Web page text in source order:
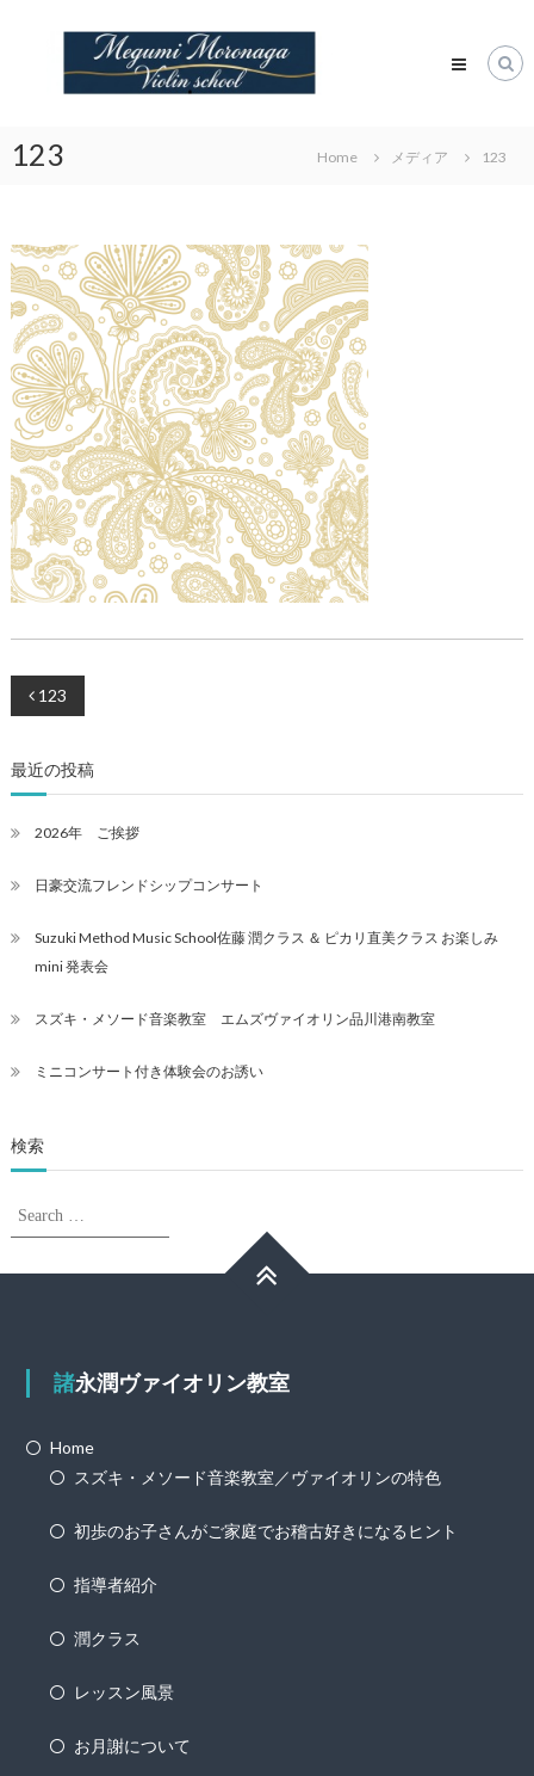
ァ
イ
ン
教
室
Megumi
Moronaga
Violin
Class
123 Home メディア 123
投
ナ
ビ
シ
ン
123
最近の投稿
2026年 ご挨拶
日豪交流フレンドシップコンサート
Suzuki Method Music School佐藤 潤クラス ＆ ピカリ直美クラス お楽しみ
mini 発表会
スズキ・メソード音楽教室 エムズヴァイオリン品川港南教室
ミニコンサート付き体験会のお誘い
検索
Search
諸永潤ヴァイオリン教室
Home
スズキ・メソード音楽教室／ヴァイオリンの特色
初歩のお子さんがご家庭でお稽古好きになるヒント
指導者紹介
潤クラス
レッスン風景
お月謝について